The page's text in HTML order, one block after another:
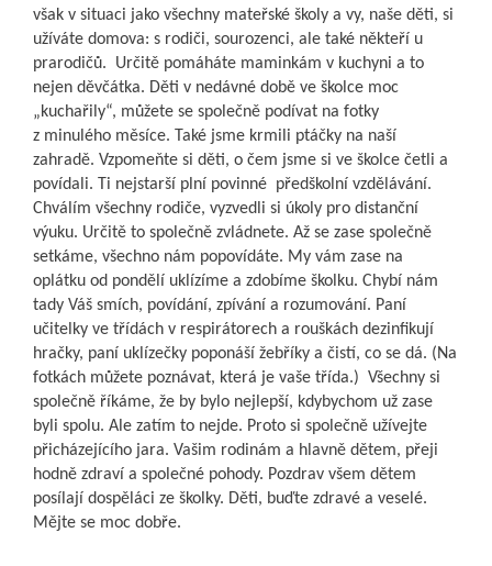
však v situaci jako všechny mateřské školy a vy, naše děti, si
užíváte domova: s rodiči, sourozenci, ale také někteří u
prarodičů. Určitě pomáháte maminkám v kuchyni a to
nejen děvčátka. Děti v nedávné době ve školce moc
„kuchařily“, můžete se společně podívat na fotky
z minulého měsíce. Také jsme krmili ptáčky na naší
zahradě. Vzpomeňte si děti, o čem jsme si ve školce četli a
povídali. Ti nejstarší plní povinné předškolní vzdělávání.
Chválím všechny rodiče, vyzvedli si úkoly pro distanční
výuku. Určitě to společně zvládnete. Až se zase společně
setkáme, všechno nám popovídáte. My vám zase na
oplátku od pondělí uklízíme a zdobíme školku. Chybí nám
tady Váš smích, povídání, zpívání a rozumování. Paní
učitelky ve třídách v respirátorech a rouškách dezinfikují
hračky, paní uklízečky poponáší žebříky a čistí, co se dá. (Na
fotkách můžete poznávat, která je vaše třída.) Všechny si
společně říkáme, že by bylo nejlepší, kdybychom už zase
byli spolu. Ale zatím to nejde. Proto si společně užívejte
přicházejícího jara. Vašim rodinám a hlavně dětem, přeji
hodně zdraví a společné pohody. Pozdrav všem dětem
posílají dospěláci ze školky. Děti, buďte zdravé a veselé.
Mějte se moc dobře.